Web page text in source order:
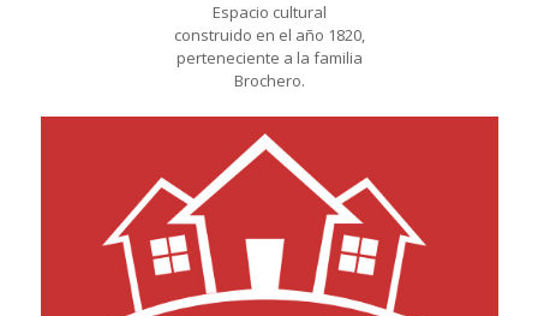
Espacio cultural
construido en el año 1820,
perteneciente a la familia
Brochero.